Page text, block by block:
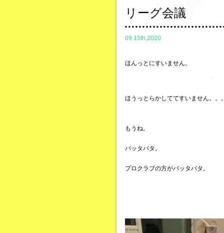
リーグ会議
09.15th,2020
ほんっとにすいません。
ほうっとらかしててすいません。。
もうね。
バッタバタ。
プロクラブの方がバッタバタ。